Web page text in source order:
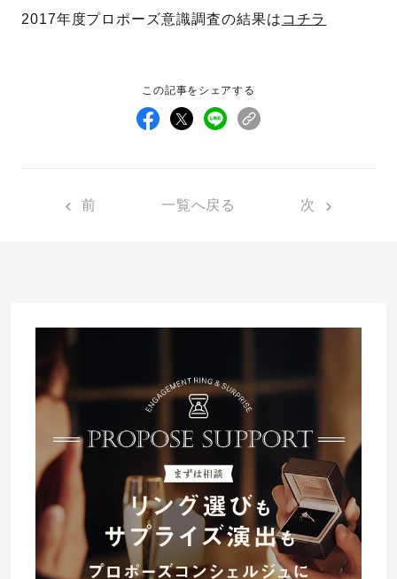
2017年度プロポーズ意識調査の結果は コチラ
この記事をシェアする
前 一覧へ戻る 次
おすすめの婚約指輪
プロポーズプラン検索
婚約指輪選び方ガイド
場所
言葉
エピソード
プロポーズのご相談
Follow us on